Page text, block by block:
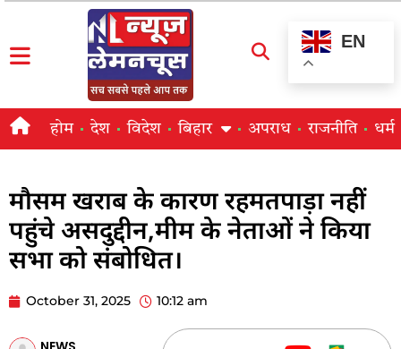
EN
होम देश विदेश बिहार अपराध राजनीति धर्म
मौसम खराब के कारण रहमतपाड़ा नहीं
पहुंचे असदुद्दीन,मीम के नेताओं ने किया
सभा को संबोधित।
October 31, 2025 10:12 am